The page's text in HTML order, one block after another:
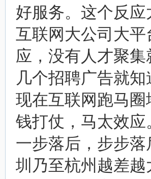
好服务。这个反
互联网大公司大
应，没有人才聚
几个招聘广告就
现在互联网跑马
钱打仗，马太效
一步落后，步步
圳乃至杭州越差